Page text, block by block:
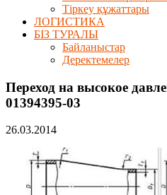
Тіркеу құжаттары
ЛОГИСТИКА
БІЗ ТУРАЛЫ
Байланыстар
Деректемелер
Переход на высокое
01394395-03
26.03.2014